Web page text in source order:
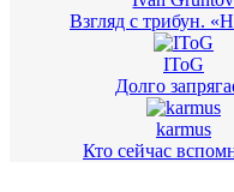
Взгляд с трибун.
IToG
Долго
karmus
Кто сейчас